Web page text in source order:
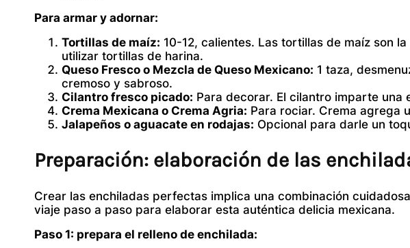
Para armar y adornar:
Tortillas de maíz: 10-12, calientes. Las tortillas de maíz son
utilizar tortillas de harina.
Queso Fresco o Mezcla de Queso Mexicano: 1 taza,
cremoso y sabroso.
Cilantro fresco picado: Para decorar. El cilantro imparte una
Crema Mexicana o Crema Agria: Para rociar. Crema agrega
Jalapeños o aguacate en rodajas: Opcional para darle un
Preparación: elaboración de las
Crear las enchiladas perfectas implica una combinación
viaje paso a paso para elaborar esta auténtica delicia mexicana.
Paso 1: prepara el relleno de enchilada: